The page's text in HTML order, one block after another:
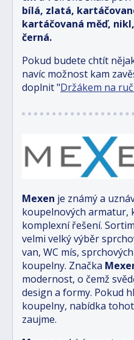
bílá, zlatá,
kartáčovaná měď,
černá.
Pokud budete chtít
navíc možnost kam
doplnit "Držákem na
Mexen je známý a
koupelnových armatur,
komplexní řešení.
velmi velký výběr
van, WC mís,
koupelny. Značka
modernost, o čemž
design a formy. Pokud
koupelny, nabídka
zaujme.